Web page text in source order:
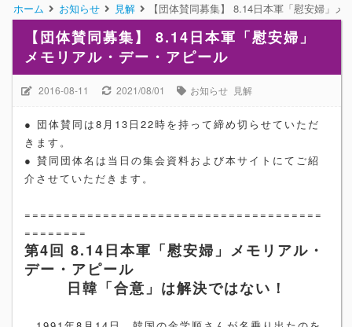
ホーム お知らせ 見解 【団体賛同募集】 8.14日本軍「慰安婦」
【団体賛同募集】 8.14日本軍「慰安婦」
メモリアル・デー・アピール
2016-08-11 2021/08/01 お知らせ 見解
● 団体賛同は8月13日22時を持って締め切らせていただ
きます。
● 賛同団体名は当日の集会資料および本サイトにてご紹
介させていただきます。
======================================
========
第4回 8.14日本軍「慰安婦」メモリアル・
デー・アピール
日韓「合意」は解決ではない！